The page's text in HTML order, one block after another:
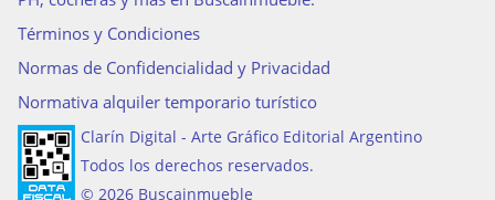
Términos y Condiciones
Normas de Confidencialidad y Privacidad
Normativa alquiler temporario turístico
Clarín Digital - Arte Gráfico Editorial Argentino
Todos los derechos reservados.
© 2026 Buscainmueble